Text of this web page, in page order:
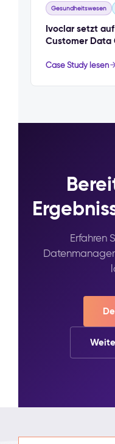
Gesundheitswesen
Ivoclar setzt
Customer Data
Case Study lesen
Erfahren